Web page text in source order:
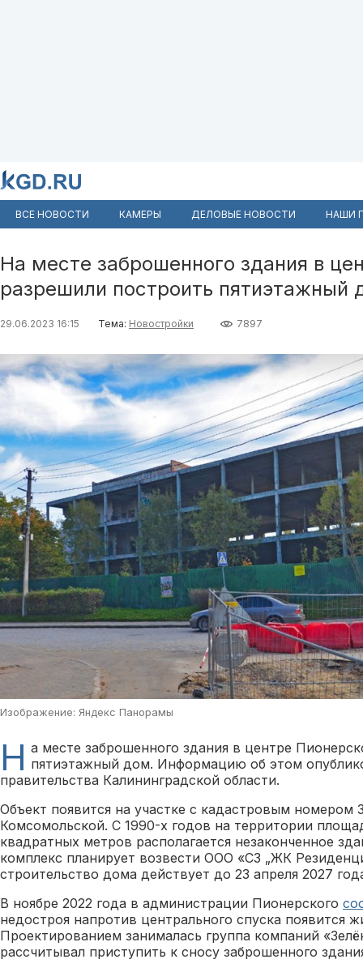
ВСЕ НОВОСТИ КАМЕРЫ ДЕЛОВЫЕ НОВОСТИ НАШИ
На месте заброшенного здания в
разрешили построить пятиэтажный
29.06.2023 16:15 Тема: Новостройки 7897
Изображение: Яндекс Панорамы
Н а месте заброшенного здания в центре
пятиэтажный дом. Информацию об этом
правительства Калининградской области.
Объект появится на участке с кадастровым номером
Комсомольской. С 1990-х годов на территории
квадратных метров располагается незаконченное
комплекс планирует возвести ООО «СЗ „ЖК
строительство дома действует до 23 апреля 2027
В ноябре 2022 года в администрации Пионерского
недостроя напротив центрального спуска появится
Проектированием занималась группа компаний
рассчитывал приступить к сносу заброшенного